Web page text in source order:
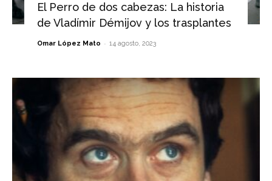
El Perro de dos cabezas: La historia
de Vladímir Démijov y los trasplantes
Omar López Mato - 14 agosto, 2023